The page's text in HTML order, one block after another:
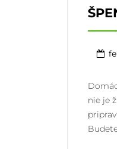
nie je